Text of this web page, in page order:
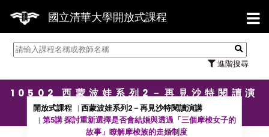
國立清華大學開放式課程
進階搜尋
【
10502 西蒙波娃系列2－再見沙特閱讀演
講
開放式課程
西蒙波娃系列2－再見沙特閱讀演講
第5講 探討重新選擇是否會結婚與透過「三個摩梭女子的
故事」瞭解摩梭族的走婚制度